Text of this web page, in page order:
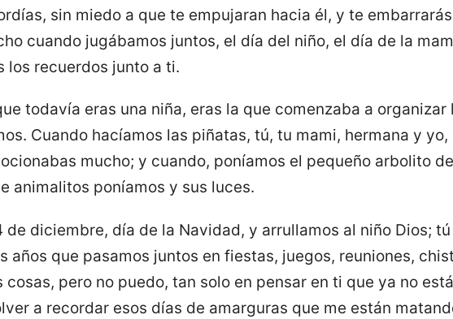
sin miedo a que te empujaran hacia él, y te
cuando jugábamos juntos, el día del niño, el día de la
los recuerdos junto a ti.
todavía eras una niña, eras la que comenzaba a
Cuando hacíamos las piñatas, tú, tu mami, hermana y yo,
mucho; y cuando, poníamos el pequeño arbolito
animalitos poníamos y sus luces.
de diciembre, día de la Navidad, y arrullamos al niño Dios;
años que pasamos juntos en fiestas, juegos, reuniones,
pero no puedo, tan solo en pensar en ti que ya no
a recordar esos días de amarguras que me están